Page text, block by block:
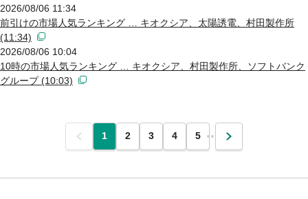
2026/08/06 11:34
前引けの市場人気ランキング … キオクシア、太陽誘電、村田製作所
(11:34)
2026/08/06 10:04
10時の市場人気ランキング … キオクシア、村田製作所、ソフトバンク
グループ (10:03)
前 1 2 3 4 5 … 次